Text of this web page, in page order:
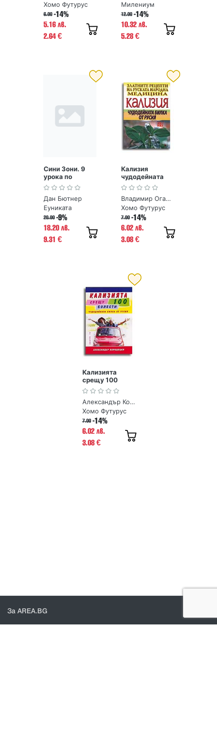
Хомо Футурус
6.00 -14%
5.16 лв.
2.64€
Милениум
12.00 -14%
10.32 лв.
5.28€
Сини Зони. 9
урока по
дълголетие от
хората, живели
най-дълго
Дан Бютнер
Еуниката
20.00 -9%
18.20 лв.
9.31 €
Кализия
чудодейната
билка от Русия.
Златните
рецепти на
руската
народна
медицина
Владимир Огарков
Хомо Футурус
7.00 -14%
6.02 лв.
3.08€
Кализията
срещу 100
болести
Александър Кородецки
Хомо Футурус
7.00 -14%
6.02 лв.
3.08€
За AREA.BG